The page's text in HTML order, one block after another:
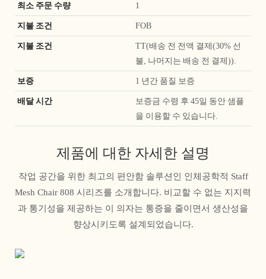
최소 주문 수량 1
지불 조건 FOB
지불 조건
TT(배송 전 전액 결제(30% 선
불, 나머지는 배송 전 결제)).
보증 1 년간 품질 보증
배달 시간
보증금 수령 후 45일 동안 샘플
을 이용할 수 있습니다.
제품에 대한 자세한 설명
작업 공간을 위한 최고의 편안함 솔루션인 인체공학적 Staff
Mesh Chair 808 시리즈를 소개합니다. 비교할 수 없는 지지력
과 통기성을 제공하는 이 의자는 통증을 줄이면서 생산성을
향상시키도록 설계되었습니다.